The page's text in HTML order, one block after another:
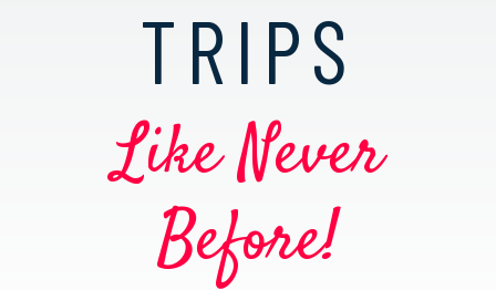
TRIPS
Like Never
Before!